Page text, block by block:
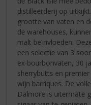
distilleerderij op
grootte van vaten en
de warehouses,
malt beïnvloeden.
een selectie van 3
ex-bourbonvaten, 30
sherrybutts en
wijn barriques. De
Dalmore is uitermate